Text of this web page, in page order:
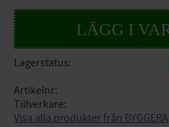
Lagerstatus
Artikelnr
Tillverkare
Visa alla produkter från BYGGERA